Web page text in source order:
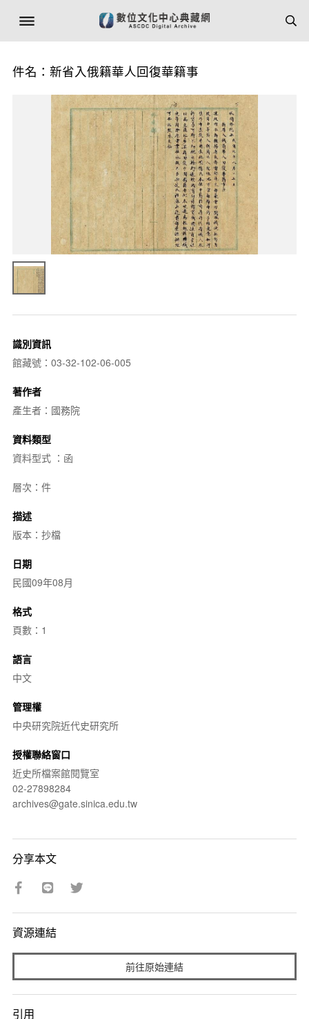
件名：新省入俄籍華人回復華籍事
識別資訊
館藏號：03-32-102-06-005
著作者
產生者：國務院
資料類型
資料型式 ：函
層次：件
描述
版本：抄檔
日期
民國09年08月
格式
頁數：1
語言
中文
管理權
中央研究院近代史研究所
授權聯絡窗口
近史所檔案館閱覽室
02-27898284
archives@gate.sinica.edu.tw
分享本文
資源連結
前往原始連結
引用